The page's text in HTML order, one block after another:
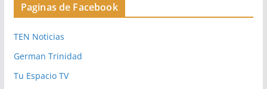
Paginas de Facebook
TEN Noticias
German Trinidad
Tu Espacio TV